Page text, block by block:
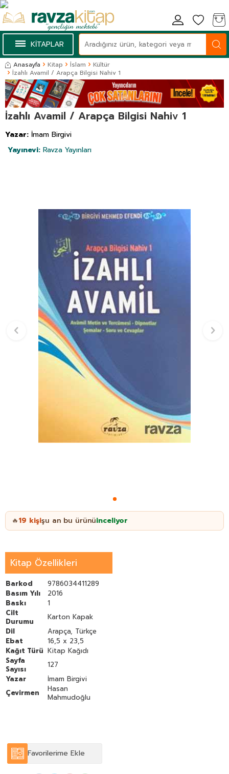
KİTAPLAR
Anasayfa Kitap İslam
Kültür
İzahlı Avamil / Arapça Bilgisi Nahiv 1
İzahlı Avamil / Arapça Bilgisi Nahiv 1
Yazar: İmam Birgivi
Yayınevi: Ravza Yayınları
🔥19 kişişu an bu ürünüinceliyor
Kitap Özellikleri
Barkod
9786034411289
Basım Yılı
2016
Baskı
1
Cilt
Durumu
Karton Kapak
Dil
Arapça, Türkçe
Ebat
16,5 x 23,5
Kağıt Türü Kitap Kağıdı
Sayfa
Sayısı
127
Yazar
İmam Birgivi
Çevirmen
Hasan
Mahmudoğlu
Favorilerime Ekle